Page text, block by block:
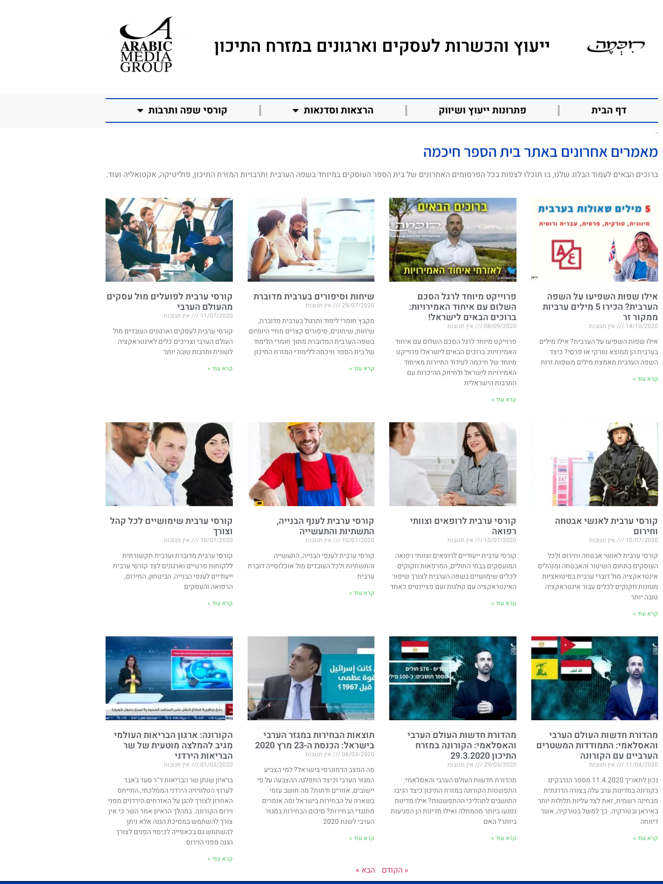
ייעוץ והכשרות לעסקים וארגונים במזרח התיכון
דף הבית פתרונות ייעוץ ושיווק הרצאות וסדנאות קורסי שפה ותרבות
נאצים
מאמרים אחרונים באתר בית הספר חיכמה
ברוכים הבאים לעמוד הבלוג שלנו, בו תוכלו לצפות בכל הפרסומים האחרונים של בית הספר העוסקים במיוחד בשפה הערבית ותרבויות המזרח התיכון, פוליטיקה, אקטואליה ועוד.
אילו שפות השפיעו על השפה
הערבית? הכירו 5 מילים ערביות
ממקור זר
14/10/2020 אין תגובות
אילו שפות השפיעו על הערבית? אילו מילים
בערבית הן ממוצא טורקי או פרסי? כיצד
השפה הערבית מאמצת מילים משפות זרות
קרא עוד »
פרוייקט מיוחד לרגל הסכם
השלום עם איחוד האמירויות​:
ברוכים הבאים לישראל!
08/09/2020 אין תגובות
פרוייקט מיוחד לרגל הסכם השלום עם איחוד
האמירויות​: ברוכים הבאים לישראל! פרוייקט
מיוחד של חיכמה לעידוד התיירות מאיחוד
האמירויות לישראל ולחיזוק ההיכרות עם
התרבות הישראלית
קרא עוד »
שיחות וסיפורים בערבית מדוברת
29/07/2020 אין תגובות
מקבץ חומרי לימוד ותרגול בערבית מדוברת,
שיחות, שיחונים, סיפורים קצרים מחיי היומיום
בשפה הערבית המדוברת מתוך חומרי הלימוד
של בית הספר חיכמה ללימודי המזרח התיכון
קרא עוד »
קורסי ערבית לפועלים מול עסקים
מהעולם הערבי
11/07/2020 אין תגובות
קורסי ערבית לעסקים וארגונים העובדים מול
העולם הערבי וצריכים כלים לאינטראקציה
לשונית ותרבות טובה יותר
קרא עוד »
קורסי ערבית לאנשי אבטחה
וחירום
10/07/2020 אין תגובות
קורסי ערבית לאנשי אבטחה וחירום ולכל
העוסקים בתחום השיטור והאבטחה ומנהלים
אינטראקציה מול דוברי ערבית בסיטואציות
מגוונות וזקוקים לכלים עבור אינטראקציה
טובה יותר
קרא עוד »
קורסי ערבית לרופאים וצוותי
רפואה
10/07/2020 אין תגובות
קורסי ערבית ייעודיים לרופאים וצוותי רפואה
המועסקים בבתי החולים, המרפאות וזקוקים
לכלים שימושיים בשפה הערבית לצורך שיפור
האינטראקציה עם קולגות ועם פציינטים כאחד
קרא עוד »
קורסי ערבית לענף הבנייה,
התשתיות והתעשייה
10/07/2020 אין תגובות
קורסי ערבית לענפי הבנייה, התעשייה
והתשתיות ולכל העובדים מול אוכלוסייה דוברת
ערבית
קרא עוד »
קורסי ערבית שימושיים לכל קהל
וצורך
10/07/2020 אין תגובות
קורסי ערבית מדוברת וערבית תקשורתית
ללקוחות פרטיים וארגונים לצד קורסי ערבית
ייעודיים לענפי הבנייה, הביטחון, החירום,
הרפואה והעסקים
קרא עוד »
מהדורת חדשות העולם הערבי
והאסלאמי: התמודדות המשטרים
הערביים עם הקורונה
11/04/2020 אין תגובות
נכון לתאריך 11.4.2020 מספר הנדבקים
בקורונה במדינות ערב עלה בצורה הדרגתית
מבחינה רשמית, זאת לצד עליות תלולות יותר
באיראן ובטורקיה. כך למשל בטורקיה, אשר
דיווחה
קרא עוד »
מהדורת חדשות העולם הערבי
והאסלאמי: הקורונה במזרח
התיכון 29.3.2020
29/03/2020 אין תגובות
מהדורת חדשות העולם הערבי והאסלאמי:
התפשטות הקורונה במזרח התיכון כיצד הגיבו
התושבים לתהליכי ההתפשטות? אילו מדינות
נפגעו ביותר מהמחלה ואילו מדינות הן הפגיעות
ביותר? האם
קרא עוד »
תוצאות הבחירות במגזר הערבי
בישראל: הכנסת ה-23 מרץ 2020
06/03/2020 אין תגובות
מה המצב הדמוגרפי בישראל? למי הצביע
המגזר הערבי וכיצד התפלגה ההצבעה על פי
יישובים, אזורים ודתות? מה חושב עזמי
בשארה על הבחירות בישראל ומה אומרים
מתנגדי הבחירות? סיכום הבחירות במגזר
הערבי לשנת 2020
קרא עוד »
הקורונה: ארגון הבריאות העולמי
מגיב להמלצה מוטעית של שר
הבריאות הירדני
01/03/2020 אין תגובות
בראיון שנתן שר הבריאות ד"ר סעד ג'אבר
לערוץ הטלוויזיה הירדני הממלכתי, התייחס
האחרון לצורך להגן על האזרחים הירדנים מפני
וירוס הקורונה. במהלך הראיון אמר השר כי אין
צורך להשתמש במסיכת הגנה אלא ניתן
להשתמש גם בכאפייה לכיסוי הפנים לצורך
הגנה מפני הוירוס.
קרא עוד »
« הקודם הבא »